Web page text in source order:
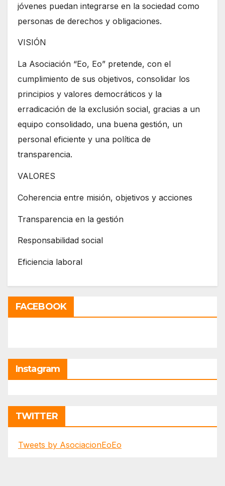
jóvenes puedan integrarse en la sociedad como
personas de derechos y obligaciones.
VISIÓN
La Asociación “Eo, Eo” pretende, con el
cumplimiento de sus objetivos, consolidar los
principios y valores democráticos y la
erradicación de la exclusión social, gracias a un
equipo consolidado, una buena gestión, un
personal eficiente y una política de
transparencia.
VALORES
Coherencia entre misión, objetivos y acciones
Transparencia en la gestión
Responsabilidad social
Eficiencia laboral
FACEBOOK
Instagram
TWITTER
Tweets by AsociacionEoEo